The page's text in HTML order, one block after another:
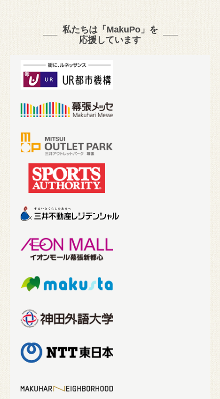
私たちは「MakuPo」を
応援しています